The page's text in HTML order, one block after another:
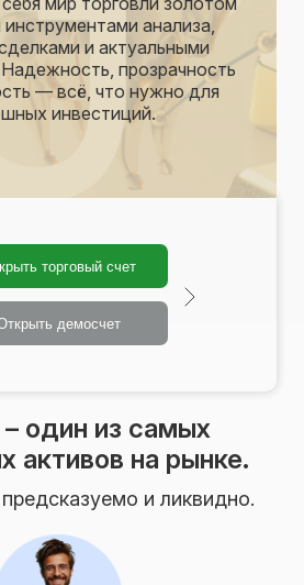
анализа,
и актуальными
прозрачность
— всё, что нужно для
инвестиций.
торговый счет
демосчет
один из самых
активов на рынке.
и ликвидно.